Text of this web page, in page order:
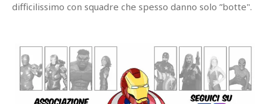
difficilissimo con squadre che spesso danno solo ”botte".